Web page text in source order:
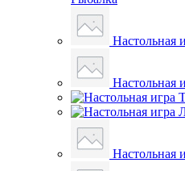
Настольная
Настольная
Настольная